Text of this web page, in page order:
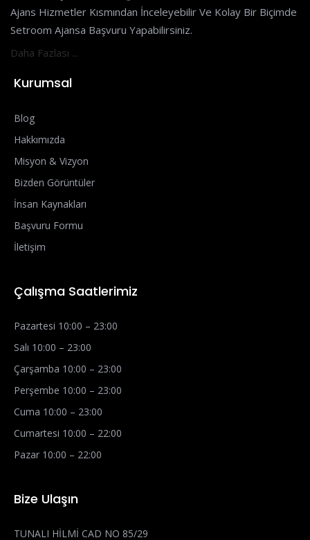
Ajans Hizmetler Kısmından İnceleyebilir Ve Kolay Bir Biçimde
Setroom Ajansa Başvuru Yapabilirsiniz.
Daha Fazlası ...
Kurumsal
Blog
Hakkımızda
Misyon & Vizyon
Bizden Görüntüler
İnsan Kaynakları
Başvuru Formu
İletişim
Çalışma Saatlerimiz
Pazartesi 10:00 – 23:00
Salı 10:00 – 23:00
Çarşamba 10:00 – 23:00
Perşembe 10:00 – 23:00
Cuma 10:00 – 23:00
Cumartesi 10:00 – 22:00
Pazar 10:00 – 22:00
Bize Ulaşın
TUNALI HİLMİ CAD NO 85/29